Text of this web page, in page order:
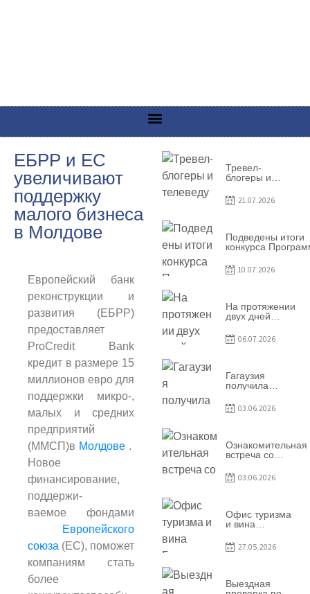
ЕБРР и ЕС
увеличивают
поддержку
малого бизнеса
в Молдове
Европейский банк
реконструкции и
развития (ЕБРР)
предоставляет
ProCredit Bank
кредит в размере 15
миллионов евро для
поддержки микро-,
малых и средних
предприятий
(ММСП)в Молдове .
Новое
финансирование,
поддержи-
ваемое фондами
Европейского
союза (ЕС), поможет
компаниям стать
более
Тревел-
блогеры и
из Словении
сняли
Гагаузии
21.07.2026
Подведены итоги
конкурса
грантов субъектам
10.07.2026
На протяжении
двух дней
принимала
коллег из
Республики
Молдова
06.07.2026
Гагаузия
получила
признание в
рамках проекта
03.06.2026
Ознакомительная
встреча со
специальности
«Агент по
03.06.2026
Офис туризма
и вина
участник
Национальной
туризма
27.05.2026
Выездная